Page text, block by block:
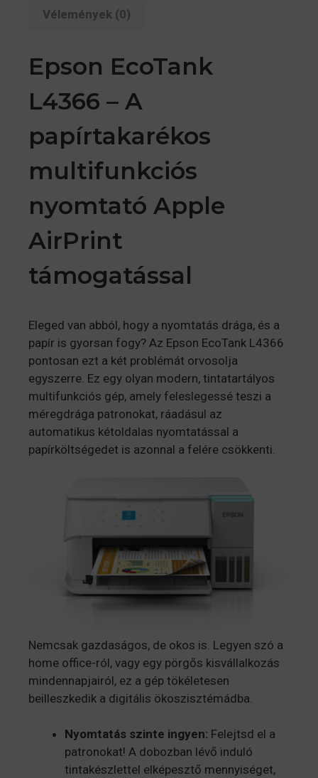
Vélemények (0)
Epson EcoTank
L4366 – A
papírtakarékos
multifunkciós
nyomtató Apple
AirPrint
támogatással
Eleged van abból, hogy a nyomtatás drága, és a
papír is gyorsan fogy? Az Epson EcoTank L4366
pontosan ezt a két problémát orvosolja
egyszerre. Ez egy olyan modern, tintatartályos
multifunkciós gép, amely feleslegessé teszi a
méregdrága patronokat, ráadásul az
automatikus kétoldalas nyomtatással a
papírköltségedet is azonnal a felére csökkenti.
Nemcsak gazdaságos, de okos is. Legyen szó a
home office-ról, vagy egy pörgős kisvállalkozás
mindennapjairól, ez a gép tökéletesen
beilleszkedik a digitális ökoszisztémádba.
Nyomtatás szinte ingyen: Felejtsd el a
patronokat! A dobozban lévő induló
tintakészlettel elképesztő mennyiséget,